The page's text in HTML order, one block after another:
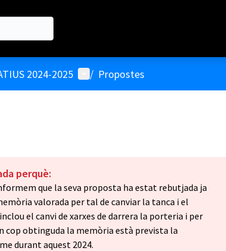
2024-2025 Menú d'usuari
/ Propostes
perquè:
que la seva proposta ha estat rebutjada ja
valorada per tal de canviar la tanca i el
el canvi de xarxes de darrera la porteria i per
cop obtinguda la memòria està prevista la
durant aquest 2024.